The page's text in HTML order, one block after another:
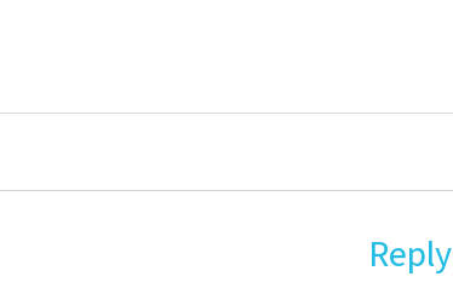
Reply